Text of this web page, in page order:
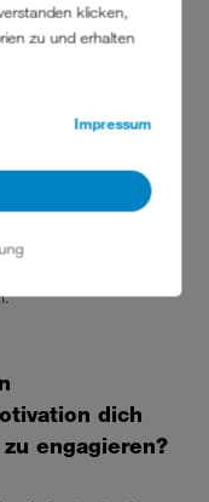
klicken,
zu und erhalten
Impressum
10 Prozent der
Prozent machen den
Platzmangel nicht
dich
engagieren?